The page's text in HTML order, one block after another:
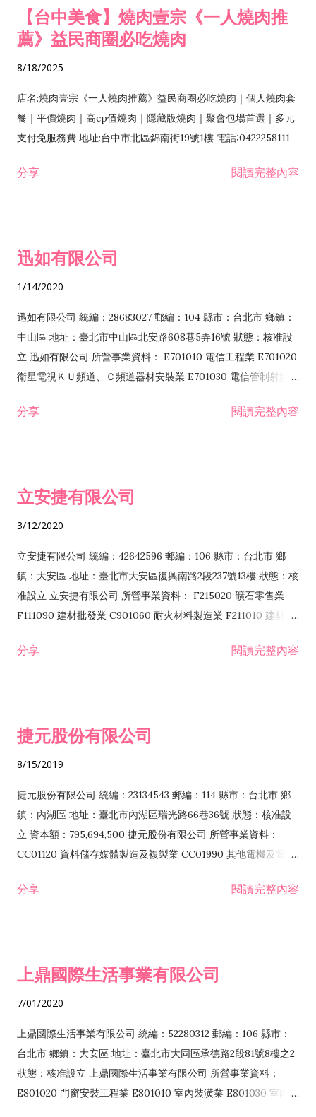
【台中美食】燒肉壹宗《一人燒肉推
薦》益民商圈必吃燒肉
8/18/2025
店名:燒肉壹宗《一人燒肉推薦》益民商圈必吃燒肉｜個人燒肉套
餐｜平價燒肉｜高cp值燒肉｜隱藏版燒肉｜聚會包場首選｜多元
支付免服務費 地址:台中市北區錦南街19號1樓 電話:0422258111
分享 閱讀完整內容
迅如有限公司
1/14/2020
迅如有限公司 統編：28683027 郵編：104 縣市：台北市 鄉鎮：
中山區 地址：臺北市中山區北安路608巷5弄16號 狀態：核准設
立 迅如有限公司 所營事業資料： E701010 電信工程業 E701020
衛星電視ＫＵ頻道、Ｃ頻道器材安裝業 E701030 電信管制射頻器
程業 I102010 投資顧問業 I301010 資訊軟體服務業 I301030 電
業 F401171 酒類輸入業
分享 閱讀完整內容
立安捷有限公司
3/12/2020
立安捷有限公司 統編：42642596 郵編：106 縣市：台北市 鄉
鎮：大安區 地址：臺北市大安區復興南路2段237號13樓 狀態：核
准設立 立安捷有限公司 所營事業資料： F215020 礦石零售業
F111090 建材批發業 C901060 耐火材料製造業 F211010 建材零
水泥製造業 C901050 水泥及混凝土製品製造業 C901040 預拌混
業 F106020 日常用品批發業 F108031 醫療器材批發業 F108040
F399040 無店面零售業 F399990 其他綜合零售業 F401010 國
際貿易業 ZZ99999 除許可業務外，得經營法令非禁止或限制之
業務
分享 閱讀完整內容
捷元股份有限公司
8/15/2019
捷元股份有限公司 統編：23134543 郵編：114 縣市：台北市 鄉
鎮：內湖區 地址：臺北市內湖區瑞光路66巷36號 狀態：核准設
立 資本額：795,694,500 捷元股份有限公司 所營事業資料：
CC01120 資料儲存媒體製造及複製業 CC01990 其他電機及電子
CC01050 資料儲存及處理設備製造業 CC01060 有線通信機械器
腦及事務性機器設備批發業 F113070 電信器材批發業 F118010
業 F218010 資訊軟體零售業 F219010 電子材料零售業 F399990
其他綜合零售業 F399040 無店面零售業 F401010 國際貿易業
F601010 智慧財產權業 G801010 倉儲業 I102010 投資顧問業
I103060 管理顧問業 I199990 其他顧問服務業 I105010 藝術品
分享 閱讀完整內容
上鼎國際生活事業有限公司
7/01/2020
上鼎國際生活事業有限公司 統編：52280312 郵編：106 縣市：
台北市 鄉鎮：大安區 地址：臺北市大同區承德路2段81號8樓之2
狀態：核准設立 上鼎國際生活事業有限公司 所營事業資料：
E801020 門窗安裝工程業 E801010 室內裝潢業 E801030 室內輕